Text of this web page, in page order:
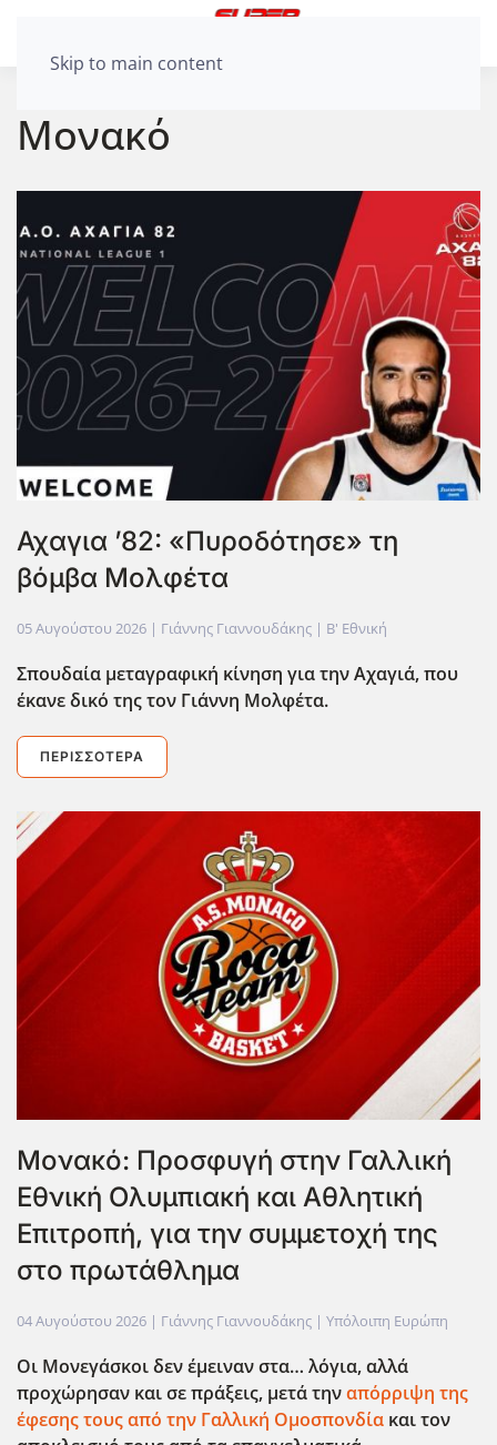
Skip to main content
Μονακό
Αχαγια ’82: «Πυροδότησε» τη
βόμβα Μολφέτα
05 Αυγούστου 2026 | Γιάννης Γιαννουδάκης | Β' Εθνική
Σπουδαία μεταγραφική κίνηση για την Αχαγιά, που
έκανε δικό της τον Γιάννη Μολφέτα.
ΠΕΡΙΣΣΌΤΕΡΑ
Μονακό: Προσφυγή στην Γαλλική
Εθνική Ολυμπιακή και Αθλητική
Επιτροπή, για την συμμετοχή της
στο πρωτάθλημα
04 Αυγούστου 2026 | Γιάννης Γιαννουδάκης | Υπόλοιπη Ευρώπη
Οι Μονεγάσκοι δεν έμειναν στα… λόγια, αλλά
προχώρησαν και σε πράξεις, μετά τηναπόρριψη της
έφεσης τους από την Γαλλική Ομοσπονδία και τον